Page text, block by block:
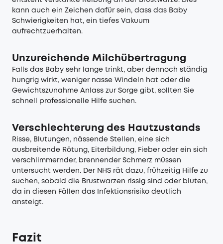
kann auch ein Zeichen dafür sein, dass das Baby
Schwierigkeiten hat, ein tiefes Vakuum
aufrechtzuerhalten.
Unzureichende Milchübertragung
Falls das Baby sehr lange trinkt, aber dennoch ständig
hungrig wirkt, weniger nasse Windeln hat oder die
Gewichtszunahme Anlass zur Sorge gibt, sollten Sie
schnell professionelle Hilfe suchen.
Verschlechterung des Hautzustands
Risse, Blutungen, nässende Stellen, eine sich
ausbreitende Rötung, Eiterbildung, Fieber oder ein sich
verschlimmernder, brennender Schmerz müssen
untersucht werden. Der NHS rät dazu, frühzeitig Hilfe zu
suchen, sobald die Brustwarzen rissig sind oder bluten,
da in diesen Fällen das Infektionsrisiko deutlich
ansteigt.
Fazit